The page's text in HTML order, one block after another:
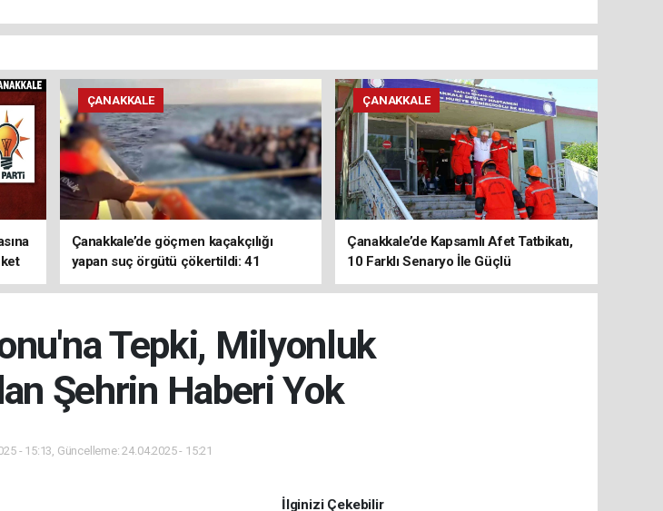
ÇANAKKALE
Çanakkale’de göçmen kaçakçılığı
yapan suç örgütü çökertildi: 41
tutuklama
ÇANAKKALE
Çanakkale’de Kapsamlı Afet Tatbikatı,
10 Farklı Senaryo İle Güçlü
Koordinasyon
Tepki, Milyonluk
Şehrin Haberi Yok
- 15:13, Güncelleme: 24.04.2025 - 15:21
İlginizi Çekebilir